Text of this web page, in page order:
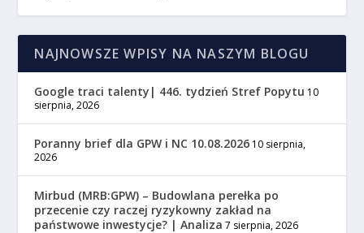
NAJNOWSZE WPISY NA NASZYM BLOGU
Google traci talenty| 446. tydzień Stref Popytu 10
sierpnia, 2026
Poranny brief dla GPW i NC 10.08.2026 10 sierpnia,
2026
Mirbud (MRB:GPW) – Budowlana perełka po
przecenie czy raczej ryzykowny zakład na
państwowe inwestycje? | Analiza 7 sierpnia, 2026